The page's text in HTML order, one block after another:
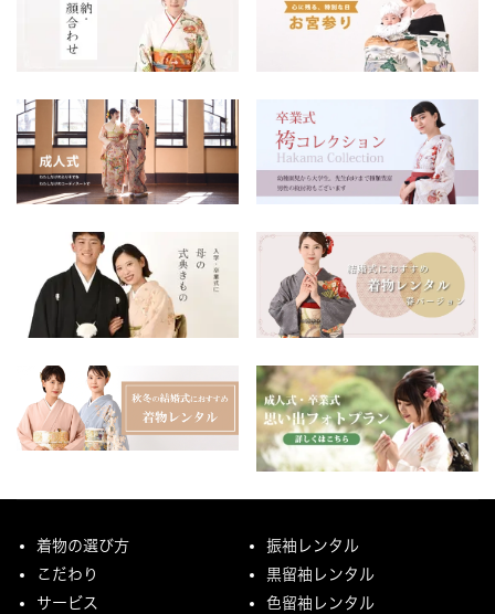
着物の選び方
こだわり
サービス
振袖レンタル
黒留袖レンタル
色留袖レンタル